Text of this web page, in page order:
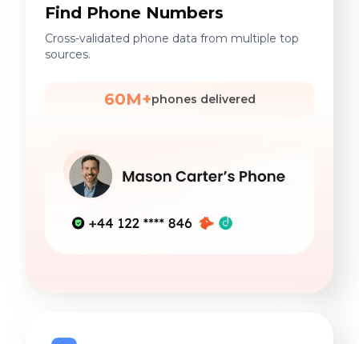
Find Phone Numbers
Cross-validated phone data from multiple top
sources.
60M+phones delivered